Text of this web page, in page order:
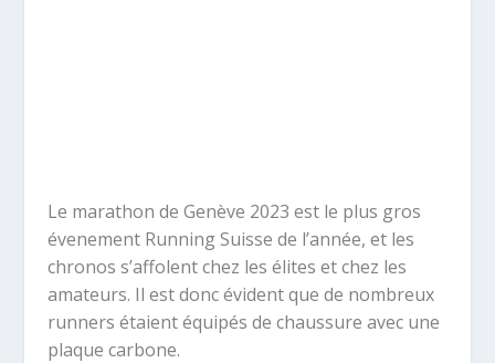
Le marathon de Genève 2023 est le plus gros
évenement Running Suisse de l’année, et les
chronos s’affolent chez les élites et chez les
amateurs. Il est donc évident que de nombreux
runners étaient équipés de chaussure avec une
plaque carbone.